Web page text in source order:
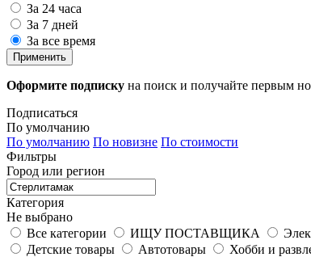
За 24 часа
За 7 дней
За все время
Применить
Оформите подписку на поиск и получайте первым
Подписаться
По умолчанию
По умолчанию По новизне По стоимости
Фильтры
Город или регион
Категория
Не выбрано
Все категории
ИЩУ ПОСТАВЩИКА
Детские товары
Автотовары Хобби и